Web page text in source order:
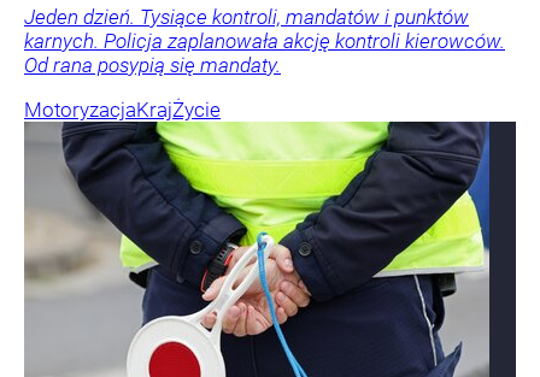
Jeden dzień. Tysiące kontroli, mandatów i punktów
karnych. Policja zaplanowała akcję kontroli kierowców.
Od rana posypią się mandaty.
MotoryzacjaKrajŻycie